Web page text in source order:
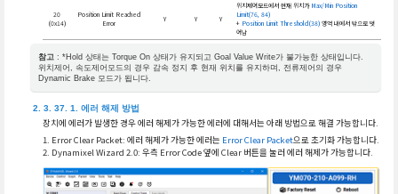
20
(0x14)
Position Limit Reached
Error
Y Y Y
위치제어모드에서 현재 위치가 Max/Min Position
Limit(76, 84)
+ Position Limit Threshold(38)영역 내에서 밖으로 벗
어남
참고 : *Hold 상태는 Torque On 상태가 유지되고 Goal Value Write가 불가능한 상태입니다.
위치제어, 속도제어모드의 경우 감속 정지 후 현재 위치를 유지하며, 전류제어의 경우
Dynamic Brake 모드가 됩니다.
에러 해제 방법
장치에 에러가 발생한 경우 에러 해제가 가능한 에러에 대해서는 아래 방법으로 해결 가능합니다.
Error Clear Packet: 에러 해제가 가능한 에러는 Error Clear Packet으로 초기화 가능합니다.
Dynamixel Wizard 2.0: 우측 Error Code 옆에 Clear 버튼을 눌러 에러 해제가 가능합니다.